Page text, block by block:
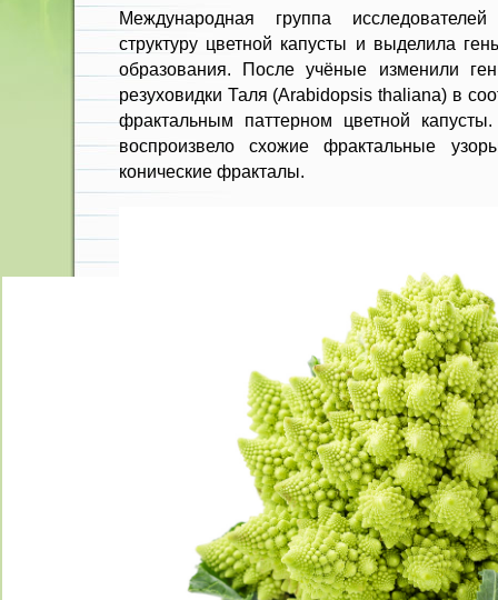
Международная группа
структуру цветной капусты и выделила
образования. После учёные изменили
резуховидки Таля (Arabidopsis thaliana) в
фрактальным паттерном цветной
воспроизвело схожие фрактальные
конические фракталы.